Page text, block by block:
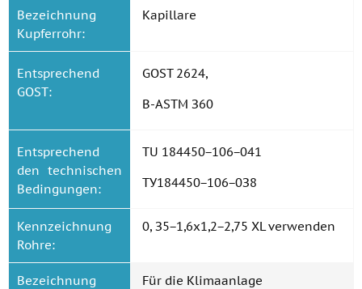
Bezeichnung
Kupferrohr:
Kapillare
Entsprechend
GOST:
GOST 2624,
B-ASTM З60
Entsprechend
den technischen
Bedingungen:
TU 184450−106−041
ТУ184450−106−0З8
Kennzeichnung
Rohre:
0, З5−1,6x1,2−2,75 XL verwenden
Bezeichnung
Für die Klimaanlage